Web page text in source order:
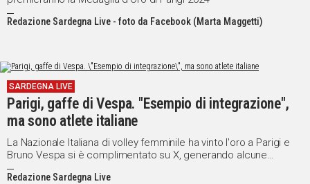
POLITICA
IN
ITALIA
NEL
MONDO
SPORT
EVENTI
Redazione Sardegna Live - foto da Facebook (Marta Maggetti)
SARDEGNA LIVE
Parigi, gaffe di Vespa. "Esempio di integrazione",
ma sono atlete italiane
La Nazionale Italiana di volley femminile ha vinto l'oro a Parigi e
Bruno Vespa si è complimentato su X, generando alcune
polemiche
Redazione Sardegna Live